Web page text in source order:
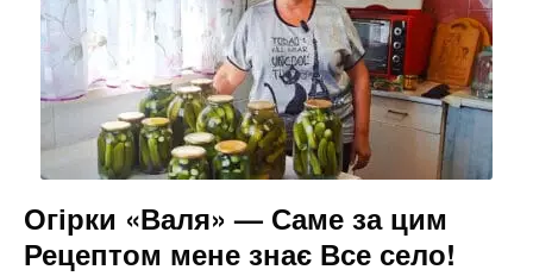
Огірки «Валя» — Саме за цим
Рецептом мене знає Все село!